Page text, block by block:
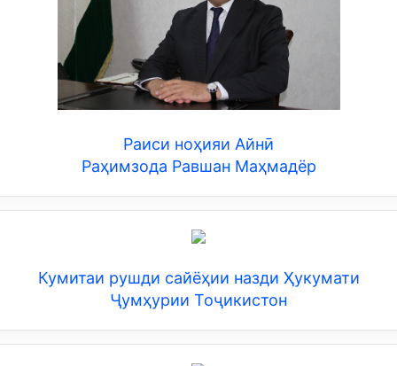
Раиси ноҳияи Айнӣ
Раҳимзода Равшан Маҳмадёр
Кумитаи рушди сайёҳии назди Ҳукумати
Ҷумҳурии Тоҷикистон